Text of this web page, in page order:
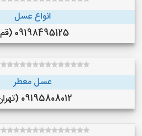
انواع عسل
09198495125 (قم)
عسل معطر
09195808012 (تهران)